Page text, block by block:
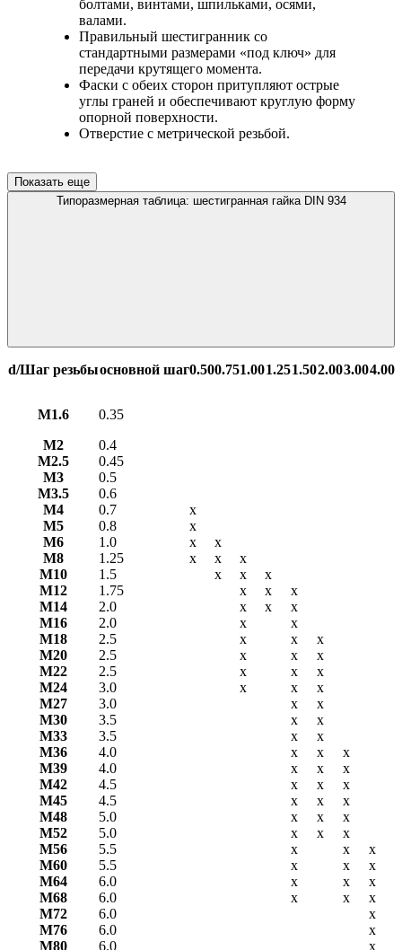
болтами, винтами, шпильками, осями,
валами.
Правильный шестигранник со
стандартными размерами «под ключ» для
передачи крутящего момента.
Фаски с обеих сторон притупляют острые
углы граней и обеспечивают круглую форму
опорной поверхности.
Отверстие с метрической резьбой.
Показать еще
Типоразмерная таблица: шестигранная гайка DIN 934
d/Шаг резьбыосновной шаг0.500.751.001.251.502.003.004.00
М1.6
0.35
М2
0.4
М2.5
0.45
М3
0.5
М3.5
0.6
М4
0.7
х
М5
0.8
х
М6
1.0 х
х
М8
1.25 х х
х
М10
1.5 х х
х
М12
1.75 х х
х
М14
2.0 х х
х
М16
2.0 х
х
М18
2.5 х х
х
М20
2.5 х х
х
М22
2.5 х х
х
М24
3.0 х х
х
М27
3.0 х
х
М30
3.5 х
х
М33
3.5 х
х
М36
4.0 х х
х
М39
4.0 х х
х
М42
4.5 х х
х
М45
4.5 х х
х
М48
5.0 х х
х
М52
5.0 х х
х
М56
5.5 х х
х
М60
5.5 х х
х
М64
6.0 х х
х
М68
6.0 х х
х
М72
6.0
х
М76
6.0
х
М80
6.0 х